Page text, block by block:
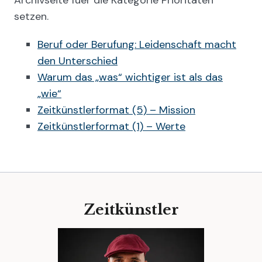
setzen.
Beruf oder Berufung: Leidenschaft macht
den Unterschied
Warum das „was“ wichtiger ist als das
„wie“
Zeitkünstlerformat (5) – Mission
Zeitkünstlerformat (1) – Werte
Zeitkünstler